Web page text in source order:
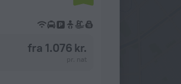
fra 1.076 kr.